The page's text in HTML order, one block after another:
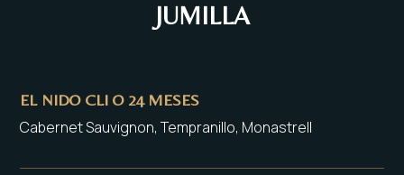
JUMILLA
EL NIDO CLI O 24 MESES
Cabernet Sauvignon, Tempranillo, Monastrell